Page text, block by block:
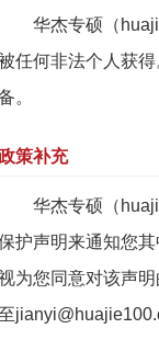
华杰专硕（
任何非法个人获
。
策补充
华杰专硕（
护声明来通知您
为您同意对该声